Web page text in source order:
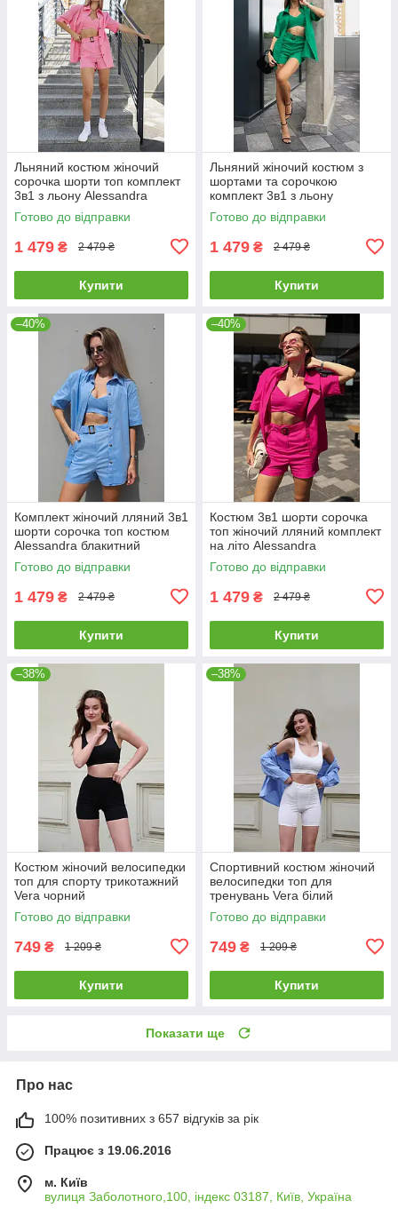
Льняний костюм жіночий
сорочка шорти топ комплект
3в1 з льону Alessandra
рожевий
Готово до відправки
1 479 ₴ 2 479 ₴
Купити
Льняний жіночий костюм з
шортами та сорочкою
комплект 3в1 з льону
Alessandra зелений
Готово до відправки
1 479 ₴ 2 479 ₴
Купити
–40%
Комплект жіночий лляний 3в1
шорти сорочка топ костюм
Alessandra блакитний
Готово до відправки
1 479 ₴ 2 479 ₴
Купити
–40%
Костюм 3в1 шорти сорочка
топ жіночий лляний комплект
на літо Alessandra
малиновий
Готово до відправки
1 479 ₴ 2 479 ₴
Купити
–38%
Костюм жіночий велосипедки
топ для спорту трикотажний
Vera чорний
Готово до відправки
749 ₴ 1 209 ₴
Купити
–38%
Спортивний костюм жіночий
велосипедки топ для
тренувань Vera білий
Готово до відправки
749 ₴ 1 209 ₴
Купити
Показати ще
Про нас
100% позитивних з 657 відгуків за рік
Працює з 19.06.2016
м. Київ
вулиця Заболотного,100, індекс 03187, Київ, Україна